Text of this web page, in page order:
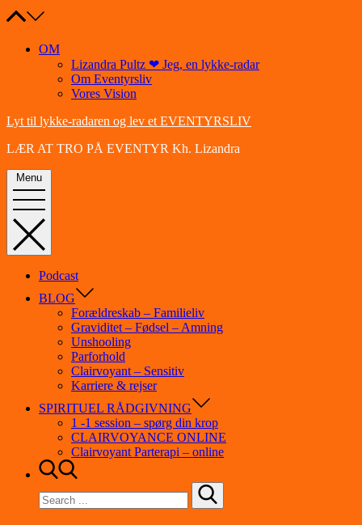
Skip
content
OM
Lizandra Pultz ❤ Jeg, en lykke-radar
Om Eventyrsliv
Vores Vision
Lyt til lykke-radaren og lev et EVENTYRSLIV
LÆR AT TRO PÅ EVENTYR Kh. Lizandra
Menu
Podcast
BLOG
Forældreskab – Familieliv
Graviditet – Fødsel – Amning
Unshooling
Parforhold
Clairvoyant – Sensitiv
Karriere & rejser
SPIRITUEL RÅDGIVNING
1 -1 session – spørg din krop
CLAIRVOYANCE ONLINE
Clairvoyant Parterapi – online
for: